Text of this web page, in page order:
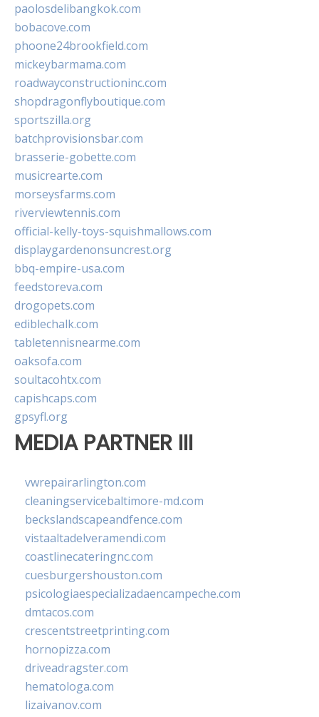
paolosdelibangkok.com
bobacove.com
phoone24brookfield.com
mickeybarmama.com
roadwayconstructioninc.com
shopdragonflyboutique.com
sportszilla.org
batchprovisionsbar.com
brasserie-gobette.com
musicrearte.com
morseysfarms.com
riverviewtennis.com
official-kelly-toys-squishmallows.com
displaygardenonsuncrest.org
bbq-empire-usa.com
feedstoreva.com
drogopets.com
ediblechalk.com
tabletennisnearme.com
oaksofa.com
soultacohtx.com
capishcaps.com
gpsyfl.org
MEDIA PARTNER III
vwrepairarlington.com
cleaningservicebaltimore-md.com
beckslandscapeandfence.com
vistaaltadelveramendi.com
coastlinecateringnc.com
cuesburgershouston.com
psicologiaespecializadaencampeche.com
dmtacos.com
crescentstreetprinting.com
hornopizza.com
driveadragster.com
hematologa.com
lizaivanov.com